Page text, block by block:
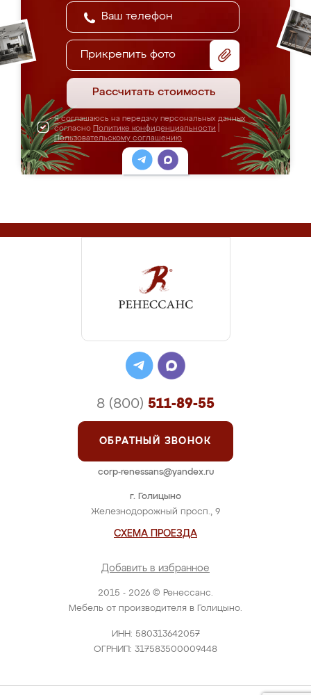
Прикрепить фото
Рассчитать стоимость
Я соглашаюсь на передачу персональных данных
согласно Политике конфиденциальности
Пользовательскому соглашению
2015 - 2026 © Ренессанс.
Мебель от производителя в Голицыно.
ИНН: 580313642057
ОГРНИП: 317583500009448
г. Голицыно
Железнодорожный просп., 9
СХЕМА ПРОЕЗДА
Добавить в избранное
8 (800) 511-89-55
ОБРАТНЫЙ ЗВОНОК
corp-renessans@yandex.ru